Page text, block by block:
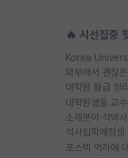
🔥 시선집중
외부에서 괜찮
대학원 월급 정
소재분야 석박